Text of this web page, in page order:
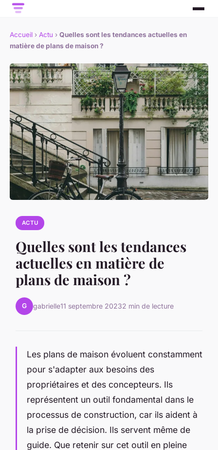
Accueil › Actu › Quelles sont les tendances actuelles en
matière de plans de maison ?
ACTU
Quelles sont les tendances
actuelles en matière de
plans de maison ?
G gabrielle11 septembre 20232 min de lecture
Les plans de maison évoluent constamment
pour s'adapter aux besoins des
propriétaires et des concepteurs. Ils
représentent un outil fondamental dans le
processus de construction, car ils aident à
la prise de décision. Ils servent même de
guide. Que retenir sur cet outil en pleine